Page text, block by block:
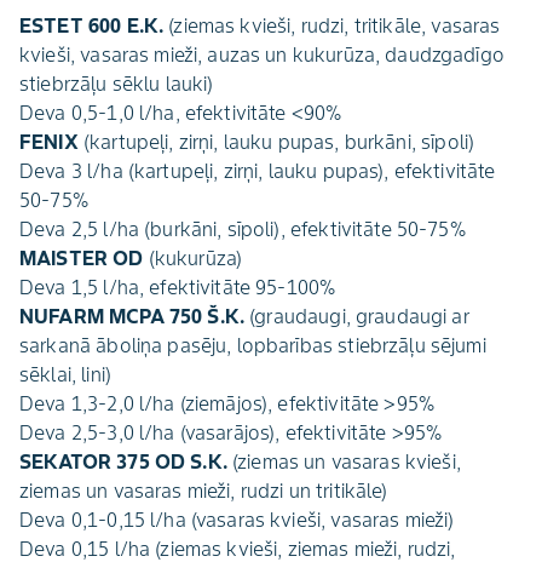
ESTET 600 E.K. (ziemas kvieši, rudzi, tritikāle, vasaras
kvieši, vasaras mieži, auzas un kukurūza, daudzgadīgo
stiebrzāļu sēklu lauki)
Deva 0,5-1,0 l/ha, efektivitāte <90%
FENIX (kartupeļi, zirņi, lauku pupas, burkāni, sīpoli)
Deva 3 l/ha (kartupeļi, zirņi, lauku pupas), efektivitāte
50-75%
Deva 2,5 l/ha (burkāni, sīpoli), efektivitāte 50-75%
MAISTER OD (kukurūza)
Deva 1,5 l/ha, efektivitāte 95-100%
NUFARM MCPA 750 Š.K. (graudaugi, graudaugi ar
sarkanā āboliņa pasēju, lopbarības stiebrzāļu sējumi
sēklai, lini)
Deva 1,3-2,0 l/ha (ziemājos), efektivitāte >95%
Deva 2,5-3,0 l/ha (vasarājos), efektivitāte >95%
SEKATOR 375 OD S.K. (ziemas un vasaras kvieši,
ziemas un vasaras mieži, rudzi un tritikāle)
Deva 0,1-0,15 l/ha (vasaras kvieši, vasaras mieži)
Deva 0,15 l/ha (ziemas kvieši, ziemas mieži, rudzi,